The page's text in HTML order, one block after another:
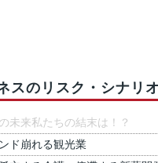
スのリスク・シナリ
未来私たちの結末は！？
ド崩れる観光業